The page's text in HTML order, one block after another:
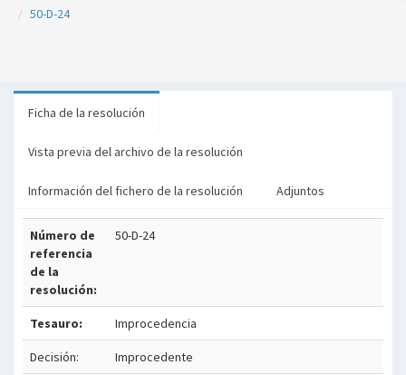
50-D-24
Ficha de la resolución
Vista previa del archivo de la resolución
Información del fichero de la resolución Adjuntos
Número de
referencia
de la
resolución:
50-D-24
Tesauro: Improcedencia
Decisión: Improcedente